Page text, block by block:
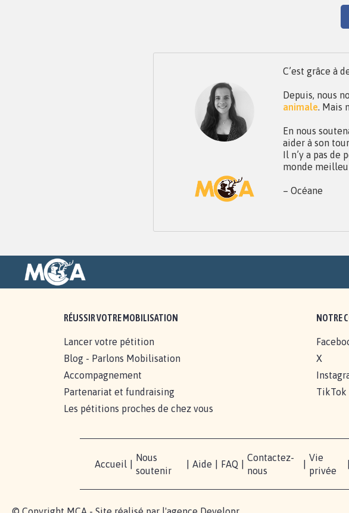
C’est grâce à
Depuis, nous
animale. Mais
En nous
aider à son
Il n’y a pas de
monde
– Océane
RÉUSSIR VOTRE MOBILISATION
Lancer votre pétition
Blog - Parlons Mobilisation
Accompagnement
Partenariat et fundraising
Les pétitions proches de chez vous
NOTRE
X
TikTok
Accueil
Nous
soutenir
Aide FAQ
Contactez-
nous
Vie
privée